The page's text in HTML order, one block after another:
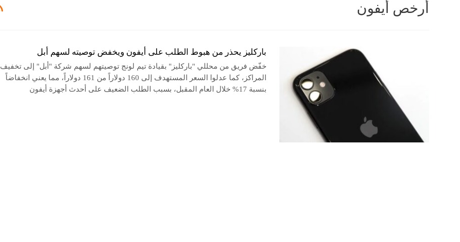
أرخص أيفون
باركليز يحذر من هبوط الطلب على أيفون ويخفض توصيته لسهم أبل
خفّض فريق من محللي "باركليز" بقيادة تيم لونج توصيتهم لسهم شركة "أبل" إلى تخفيف
المراكز، كما عدلوا السعر المستهدف إلى 160 دولاراً من 161 دولاراً، مما يعني انخفاضاً
بنسبة 17% خلال العام المقبل، بسبب الطلب الضعيف على أحدث أجهزة أيفون